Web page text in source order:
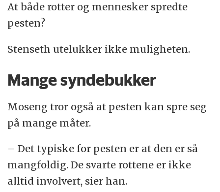
At både rotter og mennesker spredte
pesten?
Stenseth utelukker ikke muligheten.
Mange syndebukker
Moseng tror også at pesten kan spre seg
på mange måter.
– Det typiske for pesten er at den er så
mangfoldig. De svarte rottene er ikke
alltid involvert, sier han.